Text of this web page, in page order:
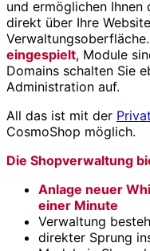
und ermöglichen
direkt über Ihre
Verwaltungsoberfläche.
eingespielt, Module
Domains schalten Sie
Administration auf.
All das ist mit der
CosmoShop möglich.
Die Shopverwaltung
Anlage neuer
einer Minute
Verwaltung
direkter Sprung